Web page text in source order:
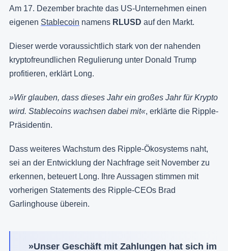
Am 17. Dezember brachte das US-Unternehmen einen
eigenen Stablecoin namens RLUSD auf den Markt.
Dieser werde voraussichtlich stark von der nahenden
kryptofreundlichen Regulierung unter Donald Trump
profitieren, erklärt Long.
»Wir glauben, dass dieses Jahr ein großes Jahr für Krypto
wird. Stablecoins wachsen dabei mit«, erklärte die Ripple-
Präsidentin.
Dass weiteres Wachstum des Ripple-Ökosystems naht,
sei an der Entwicklung der Nachfrage seit November zu
erkennen, beteuert Long. Ihre Aussagen stimmen mit
vorherigen Statements des Ripple-CEOs Brad
Garlinghouse überein.
»Unser Geschäft mit Zahlungen hat sich im